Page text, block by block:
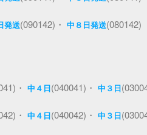
発送(090142)・ 中８日発送(080142)
・ 中４日(040041)・ 中３日
・ 中４日(040042)・ 中３日